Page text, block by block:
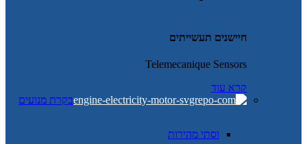
חיישנים תעשייתים
Telemecanique Sensors
קרא עוד
בקרת מנועים
וסתי מהירות